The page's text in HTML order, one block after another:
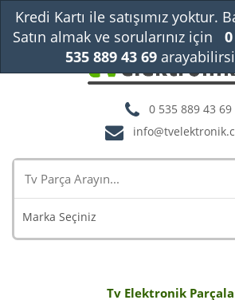
0 535 889 43 69
Marka Seçiniz
Tv Elektronik
Kredi Kartı ile satışımız yoktur.
Satın almak ve sorularınız için
535 889 43 69